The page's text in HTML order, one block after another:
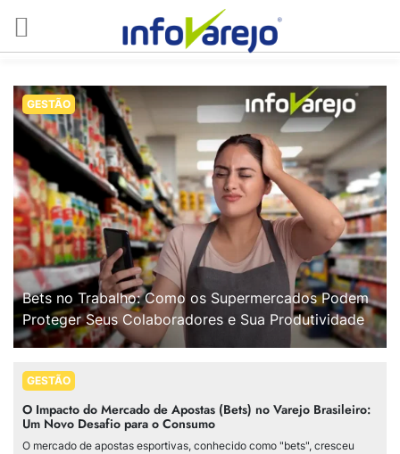
GESTÃO
Bets no Trabalho: Como os Supermercados Podem
Proteger Seus Colaboradores e Sua Produtividade
GESTÃO
O Impacto do Mercado de Apostas (Bets) no Varejo Brasileiro:
Um Novo Desafio para o Consumo
O mercado de apostas esportivas, conhecido como "bets", cresceu